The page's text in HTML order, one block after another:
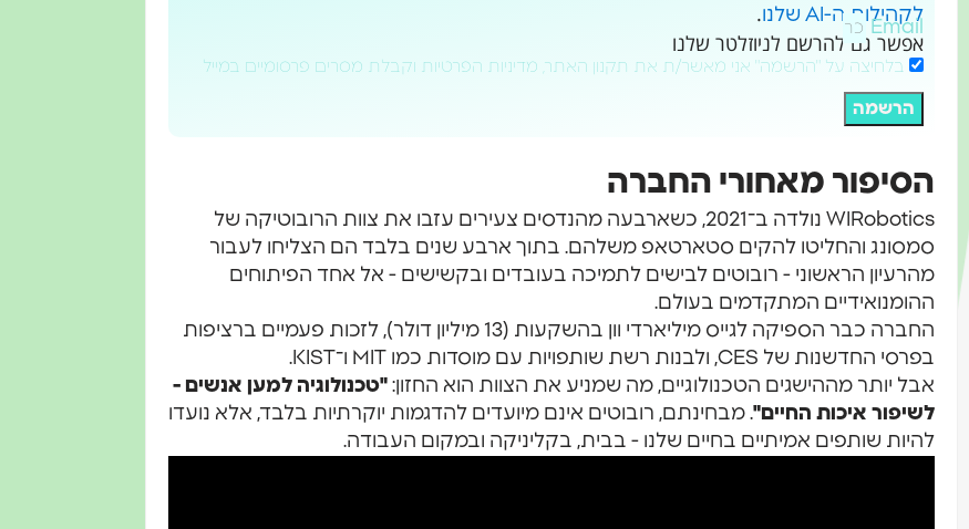
לקהילות ה-AI שלנו
.
אפשר גם להרשם לניוזלטר שלנו
Email
בלחיצה על "הרשמה" אני מאשר/ת את תקנון האתר, מדיניות הפרטיות וקבלת מסרים פרסומיים במייל
הרשמה
הסיפור מאחורי החברה
WIRobotics נולדה ב־2021, כשארבעה מהנדסים צעירים עזבו את צוות הרובוטיקה של
סמסונג והחליטו להקים סטארטאפ משלהם. בתוך ארבע שנים בלבד הם הצליחו לעבור
מהרעיון הראשוני - רובוטים לבישים לתמיכה בעובדים ובקשישים - אל אחד הפיתוחים
ההומנואידיים המתקדמים בעולם.
החברה כבר הספיקה לגייס מיליארדי וון בהשקעות (13 מיליון דולר), לזכות פעמיים ברציפות
בפרסי החדשנות של CES, ולבנות רשת שותפויות עם מוסדות כמו MIT ו־KIST.
אבל יותר מההישגים הטכנולוגיים, מה שמניע את הצוות הוא החזון: "טכנולוגיה למען אנשים -
לשיפור איכות החיים". מבחינתם, רובוטים אינם מיועדים להדגמות יוקרתיות בלבד, אלא נועדו
להיות שותפים אמיתיים בחיים שלנו - בבית, בקליניקה ובמקום העבודה.